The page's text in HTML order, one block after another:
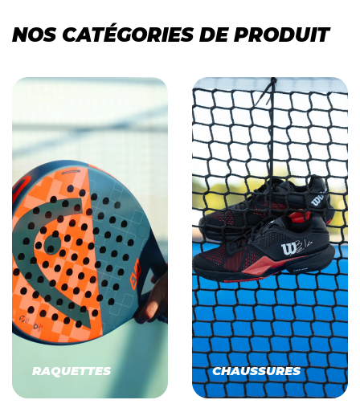
NOS CATÉGORIES DE PRODUIT
RAQUETTES CHAUSSURES